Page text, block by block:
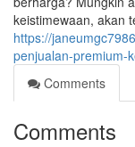
keistimewaan, akan
https://
penjualan-premium-
Comments
Comments